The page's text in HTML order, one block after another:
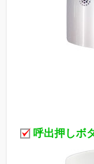
呼出押しボ